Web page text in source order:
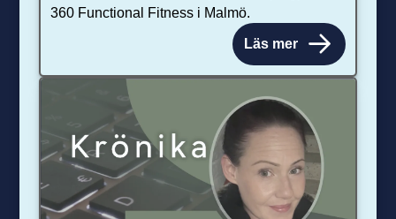
360 Functional Fitness i Malmö.
Läs mer